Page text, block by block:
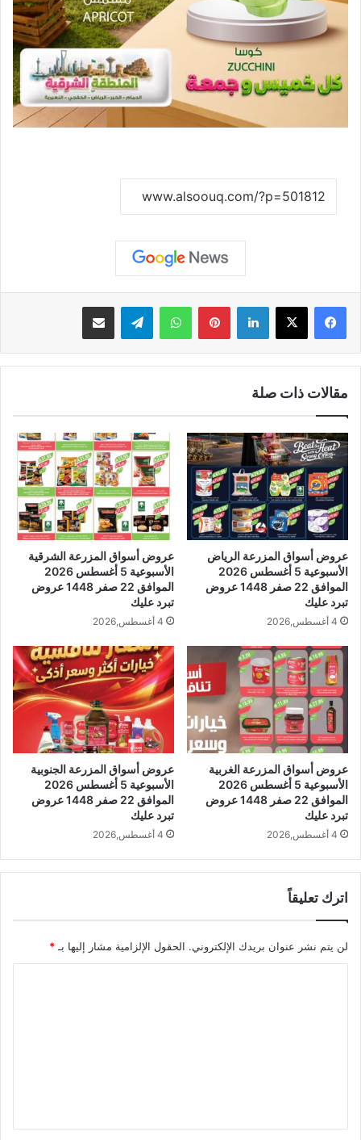
لينكدإن بينتيريستواتساب تيلقرام مشاركة عبر البريد
مقالات ذات صلة
عروض أسواق المزرعة الرياض
الأسبوعية 5 أغسطس 2026
الموافق 22 صفر 1448 عروض
تبرد عليك
4 أغسطس,2026
عروض أسواق المزرعة الشرقية
الأسبوعية 5 أغسطس 2026
الموافق 22 صفر 1448 عروض
تبرد عليك
4 أغسطس,2026
عروض أسواق المزرعة الغربية
الأسبوعية 5 أغسطس 2026
الموافق 22 صفر 1448 عروض
تبرد عليك
4 أغسطس,2026
عروض أسواق المزرعة الجنوبية
الأسبوعية 5 أغسطس 2026
الموافق 22 صفر 1448 عروض
تبرد عليك
4 أغسطس,2026
اترك تعليقاً
لن يتم نشر عنوان بريدك الإلكتروني. الحقول الإلزامية مشار إليها بـ*